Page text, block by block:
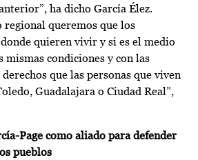
ha dicho García Élez.
regional queremos que los
quieren vivir y si es el medio
mismas condiciones y con las
que las personas que viven
Guadalajara o Ciudad Real”,
Page como aliado para defender
pueblos